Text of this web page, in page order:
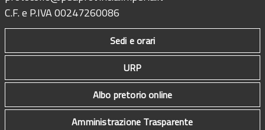
C.F. e P.IVA 00247260086
Sedi e orari
URP
Albo pretorio online
Amministrazione Trasparente